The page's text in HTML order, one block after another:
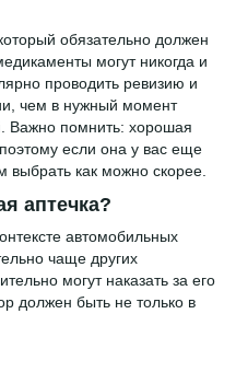
обязательно должен
могут никогда и
проводить ревизию и
чем в нужный момент
Важно помнить: хорошая
если она у вас еще
выбрать как можно скорее.
аптечка?
автомобильных
чаще других
могут наказать за его
должен быть не только в